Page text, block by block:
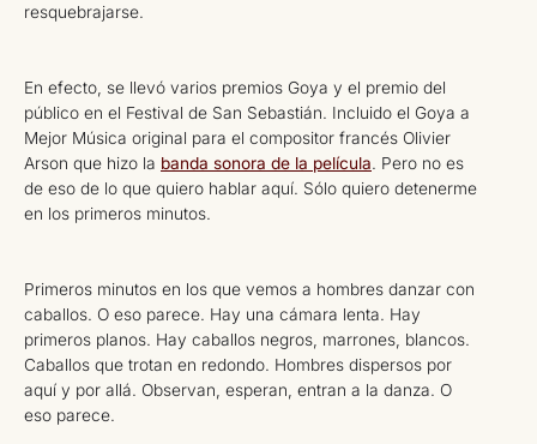
resquebrajarse.
En efecto, se llevó varios premios Goya y el premio del
público en el Festival de San Sebastián. Incluido el Goya a
Mejor Música original para el compositor francés Olivier
Arson que hizo la banda sonora de la película. Pero no es
de eso de lo que quiero hablar aquí. Sólo quiero detenerme
en los primeros minutos.
Primeros minutos en los que vemos a hombres danzar con
caballos. O eso parece. Hay una cámara lenta. Hay
primeros planos. Hay caballos negros, marrones, blancos.
Caballos que trotan en redondo. Hombres dispersos por
aquí y por allá. Observan, esperan, entran a la danza. O
eso parece.